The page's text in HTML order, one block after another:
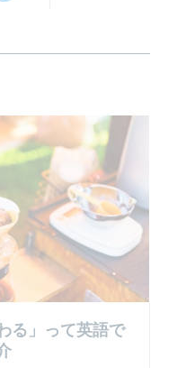
る」って英語で